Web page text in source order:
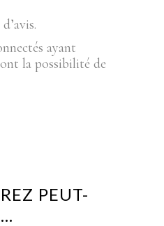
ayant
la possibilité de
PEUT-